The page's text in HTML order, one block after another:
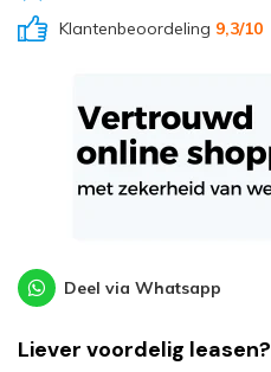
Klantenbeoordeling 9,3/10
Deel via Whatsapp
Liever voordelig leasen?